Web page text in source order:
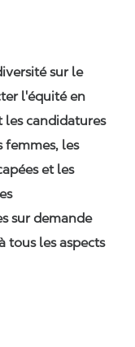
sur le
l'équité en
candidatures
femmes, les
et les
sur demande
tous les aspects